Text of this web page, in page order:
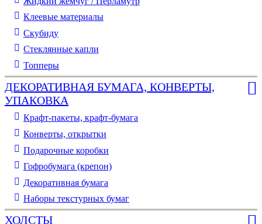
Клеевые материалы
Скубиду
Стеклянные капли
Топперы
ДЕКОРАТИВНАЯ БУМАГА, КОНВЕРТЫ,
УПАКОВКА
Крафт-пакеты, крафт-бумага
Конверты, открытки
Подарочные коробки
Гофробумага (крепон)
Декоративная бумага
Наборы текстурных бумаг
ХОЛСТЫ